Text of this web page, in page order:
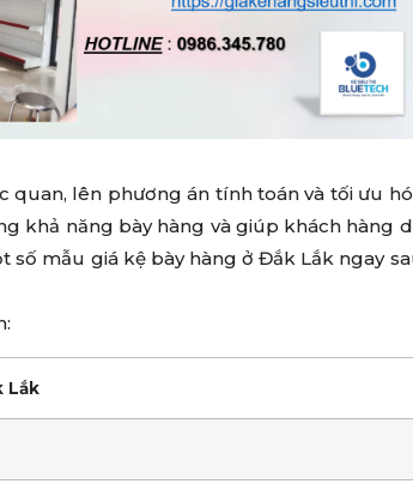
quan, lên phương án tính toán và tối ưu
khả năng bày hàng và giúp khách hàng
mẫu giá kệ bày hàng ở Đắk Lắk ngay
Lắk